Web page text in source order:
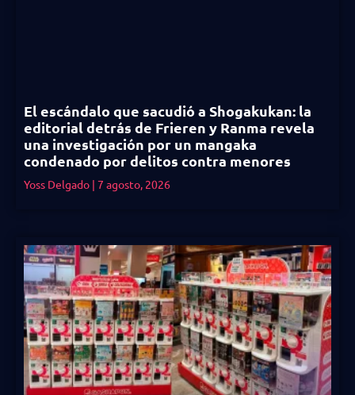
El escándalo que sacudió a Shogakukan: la
editorial detrás de Frieren y Ranma revela
una investigación por un mangaka
condenado por delitos contra menores
Yoss Delgado 7 agosto, 2026